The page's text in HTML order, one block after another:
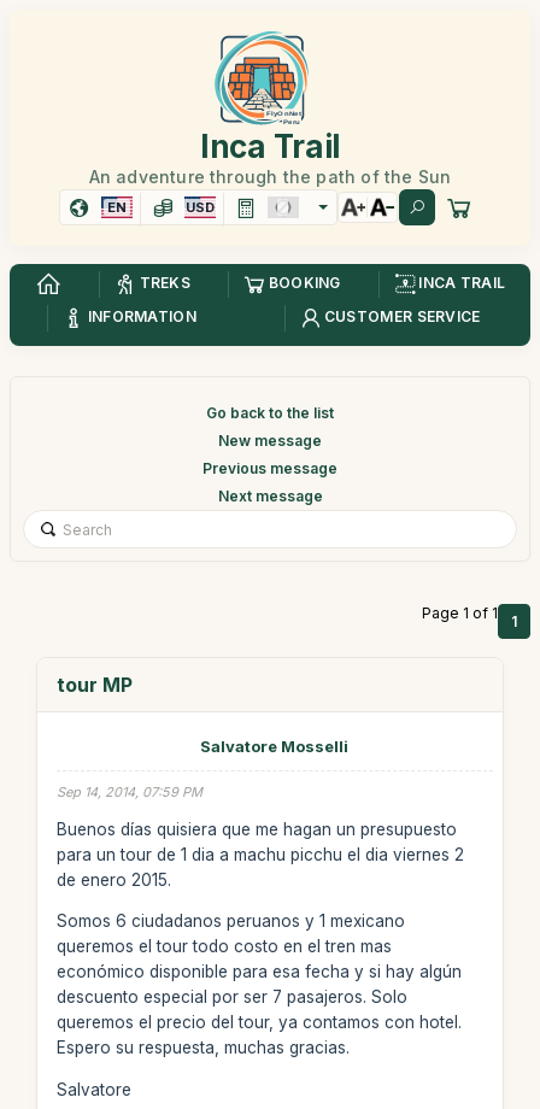
Inca Trail
An adventure through the path of the Sun
EN USD
TREKS BOOKING
INCA TRAIL
INFORMATION
CUSTOMER SERVICE
Go back to the list
New message
Previous message
Next message
Page 1 of 1 1
tour MP
Salvatore Mosselli
Sep 14, 2014, 07:59 PM
Buenos días quisiera que me hagan un presupuesto
para un tour de 1 dia a machu picchu el dia viernes 2
de enero 2015.
Somos 6 ciudadanos peruanos y 1 mexicano
queremos el tour todo costo en el tren mas
económico disponible para esa fecha y si hay algún
descuento especial por ser 7 pasajeros. Solo
queremos el precio del tour, ya contamos con hotel.
Espero su respuesta, muchas gracias.
Salvatore